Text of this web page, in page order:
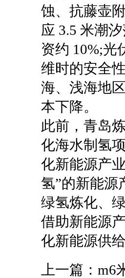
蚀、抗藤壶
应 3.5 米潮
资约 10%;光
维时的安全
海、浅海地
本下降。
此前，青岛
化海水制氢
化新能源产
氢”的新能源
绿氢炼化、
借助新能源
化新能源供
上一篇： m6